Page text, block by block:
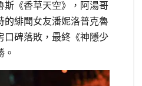
斯《香草天空》，阿湯哥
的緋聞女友潘妮洛普克魯
口碑落敗，最終《神隱少
。